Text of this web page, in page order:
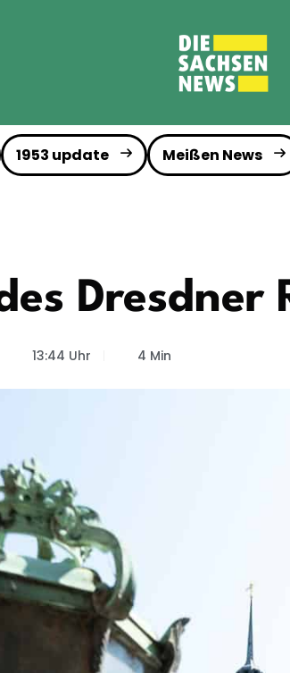
1953 update Meißen News
Dresdner
13:44 Uhr 4 Min